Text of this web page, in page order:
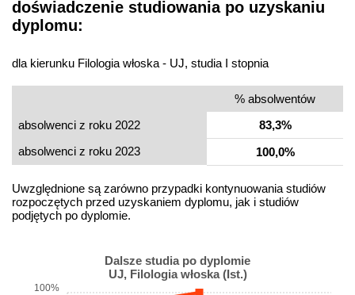
doświadczenie studiowania po uzyskaniu
dyplomu:
dla kierunku Filologia włoska - UJ, studia I stopnia
% absolwentów
absolwenci z roku 2022
83,3%
absolwenci z roku 2023
100,0%
Uwzględnione są zarówno przypadki kontynuowania studiów
rozpoczętych przed uzyskaniem dyplomu, jak i studiów
podjętych po dyplomie.
Dalsze studia po dyplomie
UJ, Filologia włoska (Ist.)
100%